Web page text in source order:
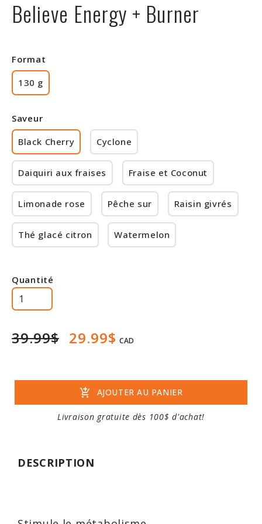
Believe Energy + Burner
Format
130 g
Saveur
Black Cherry
Cyclone
Daiquiri aux fraises Fraise et Coconut
Limonade rose Pêche sur Raisin givrés
Thé glacé citron Watermelon
Quantité
39.99$ 29.99$ CAD
add_shopping_cart AJOUTER AU PANIER
Livraison gratuite dès 100$ d'achat!
DESCRIPTION
Rabais